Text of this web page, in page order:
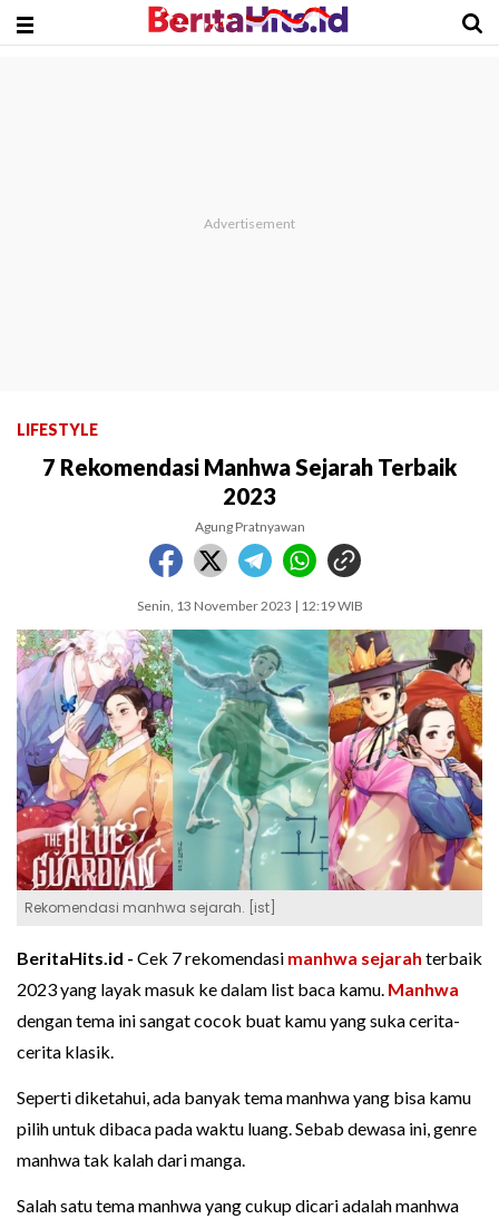
LIFESTYLE
7 Rekomendasi Manhwa Sejarah Terbaik
2023
Agung Pratnyawan
Senin, 13 November 2023 | 12:19 WIB
Rekomendasi manhwa sejarah. [ist]
BeritaHits.id - Cek 7 rekomendasi manhwa sejarah terbaik
2023 yang layak masuk ke dalam list baca kamu. Manhwa
dengan tema ini sangat cocok buat kamu yang suka cerita-
cerita klasik.
Seperti diketahui, ada banyak tema manhwa yang bisa kamu
pilih untuk dibaca pada waktu luang. Sebab dewasa ini, genre
manhwa tak kalah dari manga.
Salah satu tema manhwa yang cukup dicari adalah manhwa